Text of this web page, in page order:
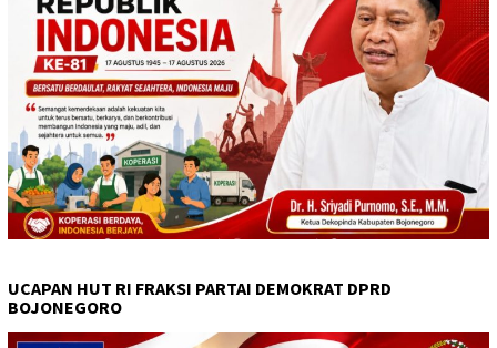
UCAPAN HUT RI FRAKSI PARTAI DEMOKRAT DPRD
BOJONEGORO